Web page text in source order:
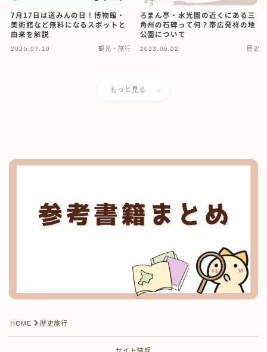
7月17日は道みんの日！博物館・
美術館など無料になるスポットと
由来を解説
2025.07.10 観光・旅行
ろまん亭・水光園の近くにある三
角州の石碑って何？帯広発祥の地
公園について
2023.06.02 歴史
もっと見る
HOME 歴史旅行